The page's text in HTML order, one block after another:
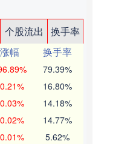
个股流出
换手率
涨幅
换手率
79.39%
16.80%
14.18%
14.77%
5.62%